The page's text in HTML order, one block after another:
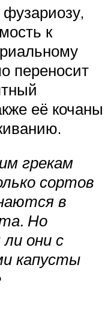
фузариозу,
к
переносит
её кочаны
грекам
сортов
в
Но
они с
капусты